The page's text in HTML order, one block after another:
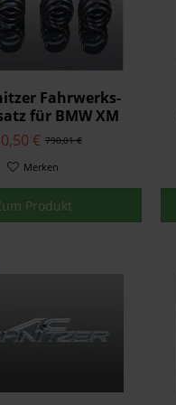
Fahrwerks-
für BMW XM
G09790,01 €
€
Merken
Produkt